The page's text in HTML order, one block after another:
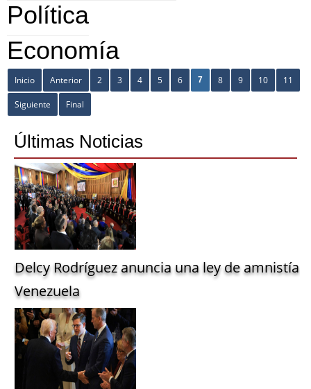
Política
Economía
Inicio Anterior 2 3 4 5 6 7 8 9 10 11
Siguiente Final
Últimas Noticias
Delcy Rodríguez anuncia una ley de amnistía
Venezuela